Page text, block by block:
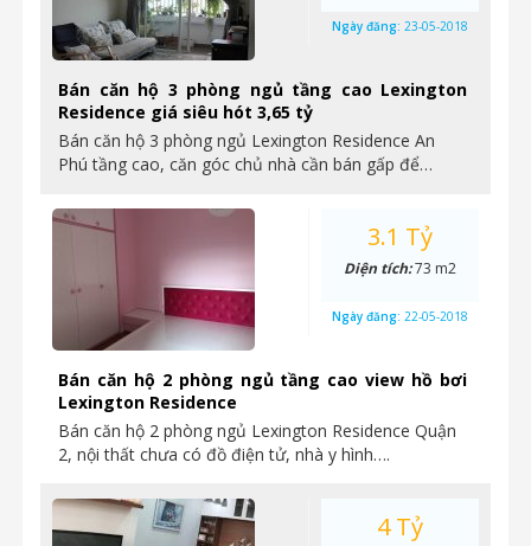
Bán căn hộ 3 phòng ngủ tầng cao Lexington
Residence giá siêu hót 3,65 tỷ
Bán căn hộ 3 phòng ngủ Lexington Residence An
Phú tầng cao, căn góc chủ nhà cần bán gấp để…
Ngày đăng: 23-05-2018
Bán căn hộ 2 phòng ngủ tầng cao view hồ bơi
Lexington Residence
Bán căn hộ 2 phòng ngủ Lexington Residence Quận
2, nội thất chưa có đồ điện tử, nhà y hình….
3.1 Tỷ
Diện tích:73 m2
Ngày đăng: 22-05-2018
4 Tỷ